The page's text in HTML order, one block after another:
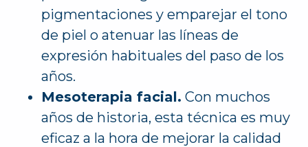
pigmentaciones y emparejar el tono
de piel o atenuar las líneas de
expresión habituales del paso de los
años.
Mesoterapia facial. Con muchos
años de historia, esta técnica es muy
eficaz a la hora de mejorar la calidad